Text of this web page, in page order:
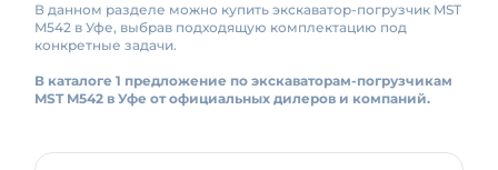
В данном разделе можно купить экскаватор-погрузчик MST
M542 в Уфе, выбрав подходящую комплектацию под
конкретные задачи.
В каталоге 1 предложение по экскаваторам-погрузчикам
MST M542 в Уфе от официальных дилеров и компаний.